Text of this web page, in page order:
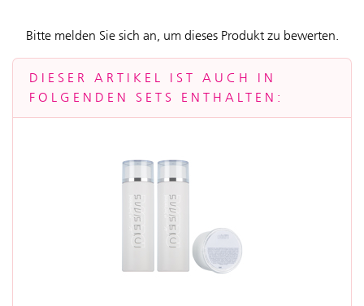
Bitte melden Sie sich an, um dieses Produkt zu bewerten.
DIESER ARTIKEL IST AUCH IN
FOLGENDEN SETS ENTHALTEN: